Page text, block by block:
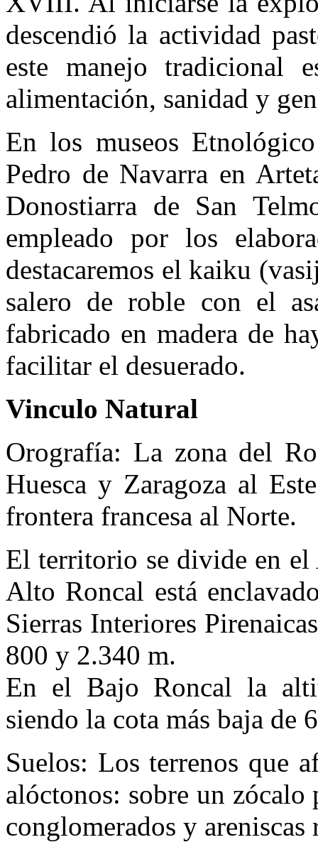
descendió la actividad
este manejo tradicional
alimentación, sanidad y
En los museos
Pedro de Navarra en
Donostiarra de San
empleado por los
destacaremos el kaiku
salero de roble con el
fabricado en madera de
facilitar el desuerado.
Vinculo Natural
Orografía: La zona del
Huesca y Zaragoza al
frontera francesa al Norte.
El territorio se divide en
Alto Roncal está
Sierras Interiores
800 y 2.340 m.
En el Bajo Roncal la
siendo la cota más baja de
Suelos: Los terrenos que
alóctonos: sobre un zócalo
conglomerados y